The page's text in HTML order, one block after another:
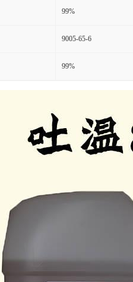
99%
9005-65-6
99%